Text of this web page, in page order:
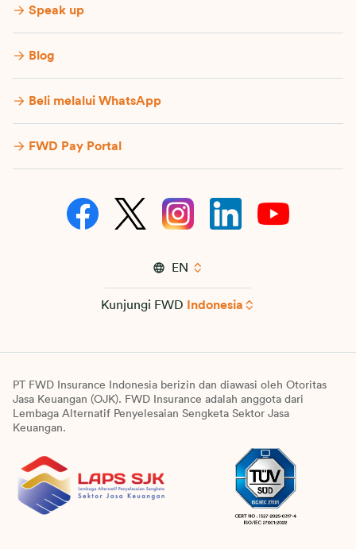
Speak up
Blog
Beli melalui WhatsApp
FWD Pay Portal
EN
Kunjungi FWD Indonesia
PT FWD Insurance Indonesia berizin dan diawasi oleh Otoritas
Jasa Keuangan (OJK). FWD Insurance adalah anggota dari
Lembaga Alternatif Penyelesaian Sengketa Sektor Jasa
Keuangan.